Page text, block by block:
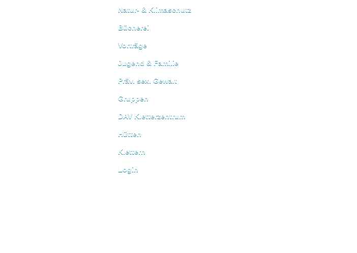
Natur- & Klimaschutz
Bücherei
Vorträge
Jugend & Familie
Präv. sex. Gewalt
Gruppen
DAV Kletterzentrum
Hütten
Klettern
Login